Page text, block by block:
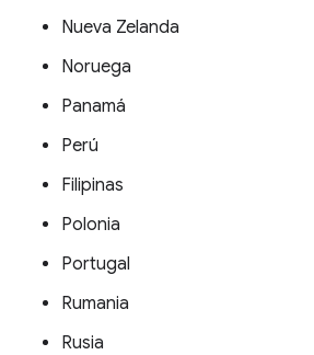
Nueva Zelanda
Noruega
Panamá
Perú
Filipinas
Polonia
Portugal
Rumania
Rusia